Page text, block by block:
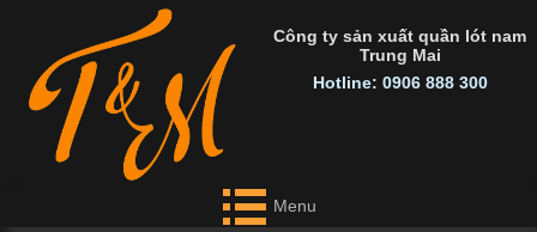
Công ty sản xuất quần lót nam
Trung Mai
Hotline: 0906 888 300
Menu